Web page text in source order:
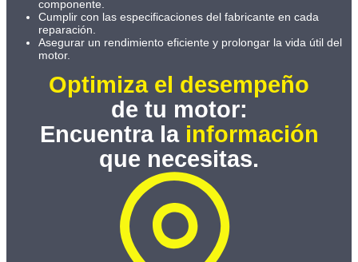
componente.
Cumplir con las especificaciones del fabricante en cada
reparación.
Asegurar un rendimiento eficiente y prolongar la vida útil del
motor.
Optimiza el desempeño
de tu motor:
Encuentra la información
que necesitas.